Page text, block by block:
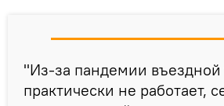
"Из-за пандемии въездной
практически не работает,